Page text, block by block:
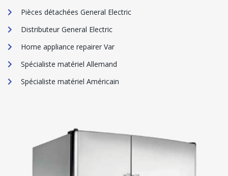
Pièces détachées General Electric
Distributeur General Electric
Home appliance repairer Var
Spécialiste matériel Allemand
Spécialiste matériel Américain